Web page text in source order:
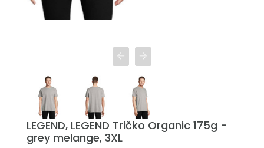
LEGEND, LEGEND Tričko Organic 175g -
grey melange, 3XL